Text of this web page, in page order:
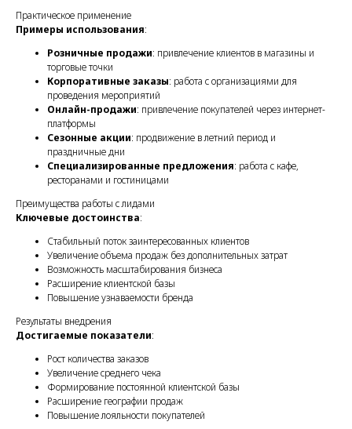
Практическое применение
Примеры использования:
Розничные продажи: привлечение клиентов в магазины и
торговые точки
Корпоративные заказы: работа с организациями для
проведения мероприятий
Онлайн-продажи: привлечение покупателей через интернет-
платформы
Сезонные акции: продвижение в летний период и
праздничные дни
Специализированные предложения: работа с кафе,
ресторанами и гостиницами
Преимущества работы с лидами
Ключевые достоинства:
Стабильный поток заинтересованных клиентов
Увеличение объема продаж без дополнительных затрат
Возможность масштабирования бизнеса
Расширение клиентской базы
Повышение узнаваемости бренда
Результаты внедрения
Достигаемые показатели:
Рост количества заказов
Увеличение среднего чека
Формирование постоянной клиентской базы
Расширение географии продаж
Повышение лояльности покупателей